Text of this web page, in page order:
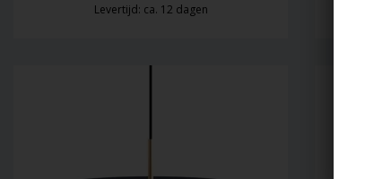
Levertijd: ca. 12 dagen